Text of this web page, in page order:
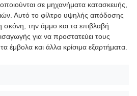
σε μηχανήματα κατασκευής,
Αυτό το φίλτρο υψηλής απόδοσης
σκόνη, την άμμο και τα επιβλαβή
για να προστατεύει τους
έμβολα και άλλα κρίσιμα εξαρτήματα.